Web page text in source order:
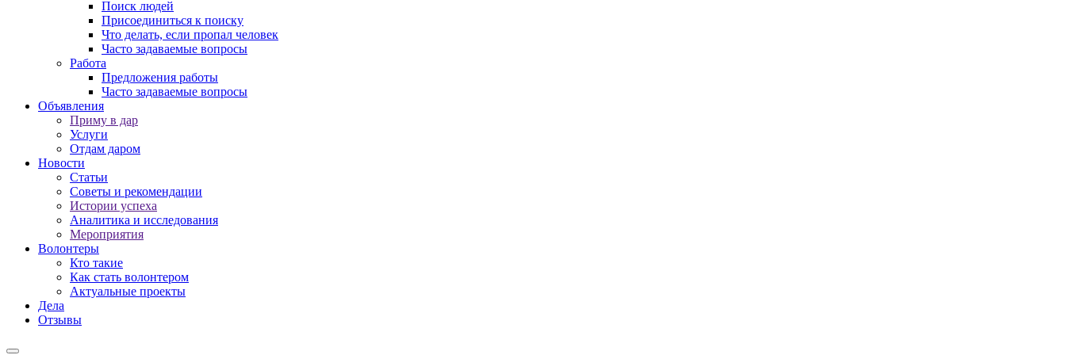
Поиск людей
Присоединиться к поиску
Что делать, если пропал человек
Часто задаваемые вопросы
Работа
Предложения работы
Часто задаваемые вопросы
Объявления
Приму в дар
Услуги
Отдам даром
Новости
Статьи
Советы и рекомендации
Истории успеха
Аналитика и исследования
Мероприятия
Волонтеры
Кто такие
Как стать волонтером
Актуальные проекты
Дела
Отзывы